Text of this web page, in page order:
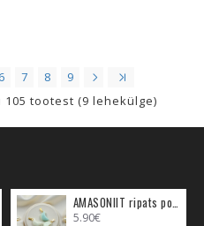
6 7 8
9
tootest (9 lehekülge)
5.90€